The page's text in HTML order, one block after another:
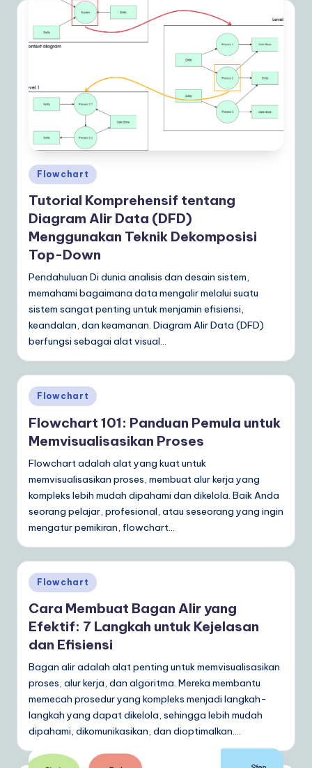
Posted
in
Flowchart
Tutorial Komprehensif tentang
Diagram Alir Data (DFD)
Menggunakan Teknik Dekomposisi
Top-Down
Pendahuluan Di dunia analisis dan desain sistem,
memahami bagaimana data mengalir melalui suatu
sistem sangat penting untuk menjamin efisiensi,
keandalan, dan keamanan. Diagram Alir Data (DFD)
berfungsi sebagai alat visual…
Posted
in
Flowchart
Flowchart 101: Panduan Pemula untuk
Memvisualisasikan Proses
Flowchart adalah alat yang kuat untuk
memvisualisasikan proses, membuat alur kerja yang
kompleks lebih mudah dipahami dan dikelola. Baik Anda
seorang pelajar, profesional, atau seseorang yang ingin
mengatur pemikiran, flowchart…
Posted
in
Flowchart
Cara Membuat Bagan Alir yang
Efektif: 7 Langkah untuk Kejelasan
dan Efisiensi
Bagan alir adalah alat penting untuk memvisualisasikan
proses, alur kerja, dan algoritma. Mereka membantu
memecah prosedur yang kompleks menjadi langkah-
langkah yang dapat dikelola, sehingga lebih mudah
dipahami, dikomunikasikan, dan dioptimalkan.…